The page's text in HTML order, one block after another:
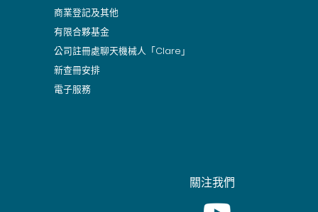
商業登記及其他
有限合夥基金
公司註冊處聊天機械人「Clare」
新查冊安排
電子服務
關注我們
Youtube [This link